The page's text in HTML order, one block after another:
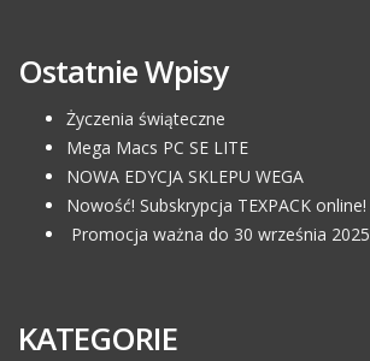
Ostatnie Wpisy
Życzenia świąteczne
Mega Macs PC SE LITE
NOWA EDYCJA SKLEPU WEGA
Nowość! Subskrypcja TEXPACK online!
Promocja ważna do 30 września 2025
KATEGORIE